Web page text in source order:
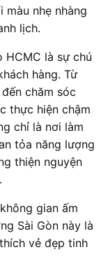
nhẹ nhàng
lịch.
là sự chú
hàng. Từ
chăm sóc
thực hiện chậm
chỉ là nơi làm
tỏa năng lượng
thiện nguyện
gian ấm
Sài Gòn này là
vẻ đẹp tinh